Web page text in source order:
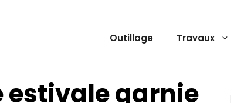
Outillage Travaux
estivale garnie